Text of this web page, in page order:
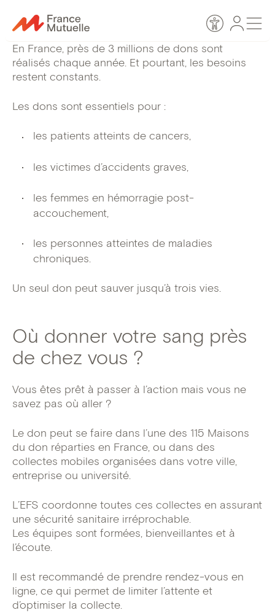
au
contenu
Accessibilité
Espace
En France, près de 3 millions de dons sont
réalisés chaque année. Et pourtant, les besoins
restent constants.
Les dons sont essentiels pour :
les patients atteints de cancers,
les victimes d’accidents graves,
les femmes en hémorragie post-
accouchement,
les personnes atteintes de maladies
chroniques.
Un seul don peut sauver jusqu’à trois vies.
Où donner votre sang près
de chez vous ?
Vous êtes prêt à passer à l’action mais vous ne
savez pas où aller ?
Le don peut se faire dans l’une des 115 Maisons
du don réparties en France, ou dans des
collectes mobiles organisées dans votre ville,
entreprise ou université.
L’EFS coordonne toutes ces collectes en assurant
une sécurité sanitaire irréprochable.
Les équipes sont formées, bienveillantes et à
l’écoute.
Il est recommandé de prendre rendez-vous en
ligne, ce qui permet de limiter l’attente et
d’optimiser la collecte.